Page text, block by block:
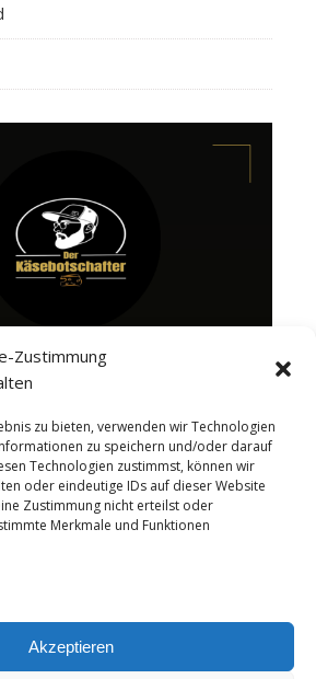
Zustimmung
zu bieten, verwenden wir Technologien
zu speichern und/oder darauf
Technologien zustimmst, können wir
oder eindeutige IDs auf dieser Website
Zustimmung nicht erteilst oder
Merkmale und Funktionen
Akzeptieren